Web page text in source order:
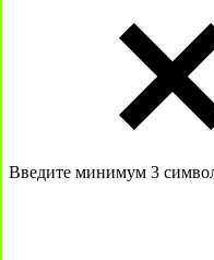
Введите минимум 3